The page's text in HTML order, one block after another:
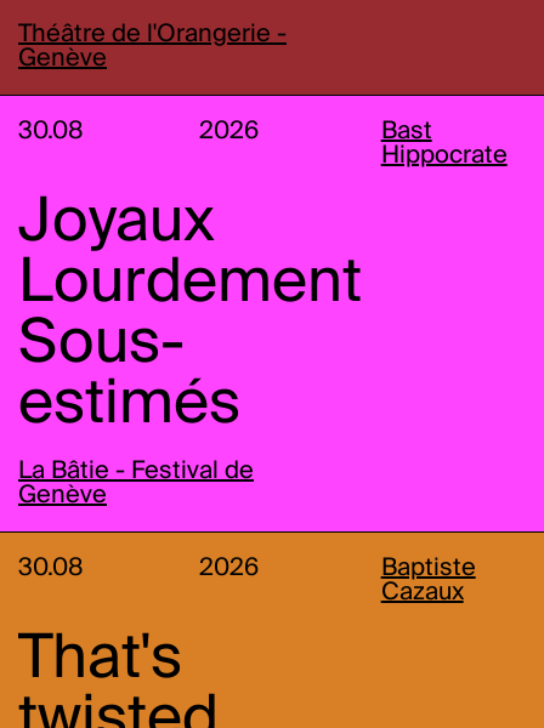
Théâtre de l'Orangerie -
Genève
30.08 2026
Bast
Hippocrate
Joyaux
Lourdement
Sous-
estimés
La Bâtie - Festival de
Genève
30.08 2026
Baptiste
Cazaux
That's